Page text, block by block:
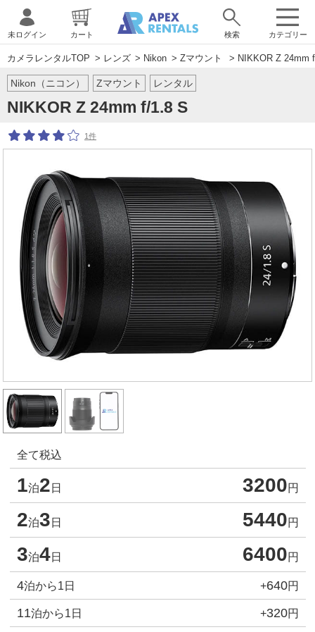
カテゴリー
未ログイン カート 検索
カメラレンタルTOP > レンズ > Nikon > Zマウント > NIKKOR Z 24mm
Nikon（ニコン）
NIKKOR Z 24mm f/1.8 S
Zマウント レンタル
1件
全て税込
1泊2 日 3200円
2泊3 日 5440円
3泊4日 6400円
4泊から1日 +640円
11泊から1日 +320円